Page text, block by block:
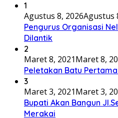
1
Agustus 8, 2026Agustus
Pengurus Organisasi
Dilantik
2
Maret 8, 2021Maret 8,
Peletakan Batu
3
Maret 3, 2021Maret 3,
Bupati Akan Bangun
Merakai